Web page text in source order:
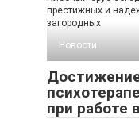
престижных и
загородных
Новости
при работе